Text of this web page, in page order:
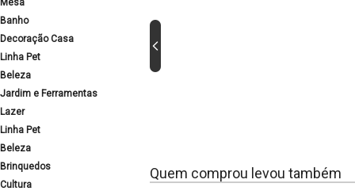
Mesa
Banho
Decoração Casa
Linha Pet
Beleza
Jardim e Ferramentas
Lazer
Linha Pet
Beleza
Brinquedos
Cultura
Quem comprou levou também